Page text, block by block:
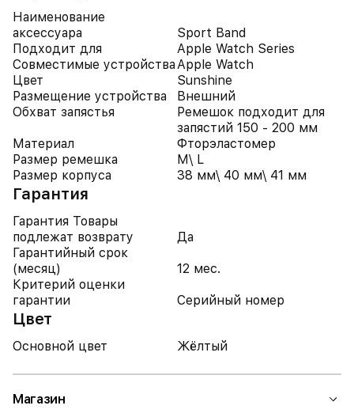
Наименование
аксессуара
Sport Band
Подходит для
Apple Watch Series
Совместимые устройстваApple Watch
Цвет
Sunshine
Размещение устройства
Внешний
Обхват запястья
Ремешок подходит для
запястий 150 - 200 мм
Материал
Фторэластомер
Размер ремешка
M\ L
Размер корпуса
38 мм\ 40 мм\ 41 мм
Гарантия
Гарантия Товары
подлежат возврату
Да
Гарантийный срок
(месяц)
12 мес.
Критерий оценки
гарантии
Серийный номер
Цвет
Основной цвет Жёлтый
Магазин